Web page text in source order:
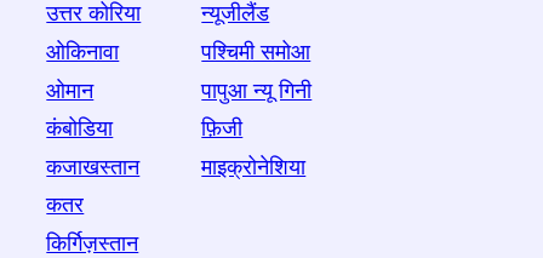
उत्तर कोरिया
ओकिनावा
ओमान
कंबोडिया
कजाखस्तान
कतर
किर्गिज़स्तान
न्यूजीलैंड
पश्चिमी समोआ
पापुआ न्यू गिनी
फ़िजी
माइक्रोनेशिया